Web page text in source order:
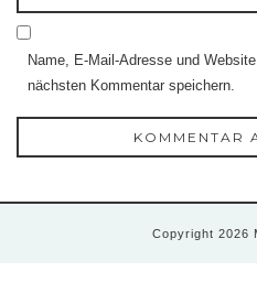
Name, E-Mail-Adresse und
nächsten Kommentar speichern.
Copyright 2026